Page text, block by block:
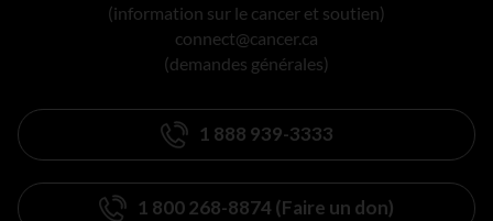
(information sur le cancer et soutien)
connect@cancer.ca
(demandes générales)
1 888 939-3333
1 800 268-8874 (Faire un don)